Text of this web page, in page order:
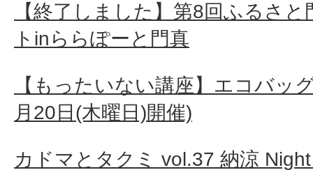
【終了しました】第8回ふるさ
トinららぽーと門真
【もったいない講座】エコバッ
月20日(木曜日)開催)
カドマとタクミ vol.37 納涼